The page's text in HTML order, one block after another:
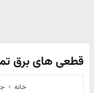
قطعی های برق
خانه